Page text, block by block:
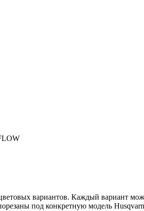
вариантов. Каждый вариант
под конкретную модель